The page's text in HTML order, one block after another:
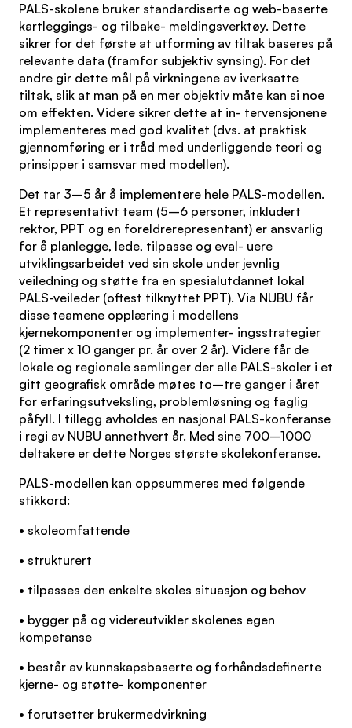
PALS-skolene bruker standardiserte og web-baserte
kartleggings- og tilbake- meldingsverktøy. Dette
sikrer for det første at utforming av tiltak baseres på
relevante data (framfor subjektiv synsing). For det
andre gir dette mål på virkningene av iverksatte
tiltak, slik at man på en mer objektiv måte kan si noe
om effekten. Videre sikrer dette at in- tervensjonene
implementeres med god kvalitet (dvs. at praktisk
gjennomføring er i tråd med underliggende teori og
prinsipper i samsvar med modellen).
Det tar 3–5 år å implementere hele PALS-modellen.
Et representativt team (5–6 personer, inkludert
rektor, PPT og en foreldrerepresentant) er ansvarlig
for å planlegge, lede, tilpasse og eval- uere
utviklingsarbeidet ved sin skole under jevnlig
veiledning og støtte fra en spesialutdannet lokal
PALS-veileder (oftest tilknyttet PPT). Via NUBU får
disse teamene opplæring i modellens
kjernekomponenter og implementer- ingsstrategier
(2 timer x 10 ganger pr. år over 2 år). Videre får de
lokale og regionale samlinger der alle PALS-skoler i et
gitt geografisk område møtes to–tre ganger i året
for erfaringsutveksling, problemløsning og faglig
påfyll. I tillegg avholdes en nasjonal PALS-konferanse
i regi av NUBU annethvert år. Med sine 700–1000
deltakere er dette Norges største skolekonferanse.
PALS-modellen kan oppsummeres med følgende
stikkord:
• skoleomfattende
• strukturert
• tilpasses den enkelte skoles situasjon og behov
• bygger på og videreutvikler skolenes egen
kompetanse
• består av kunnskapsbaserte og forhåndsdefinerte
kjerne- og støtte- komponenter
• forutsetter brukermedvirkning